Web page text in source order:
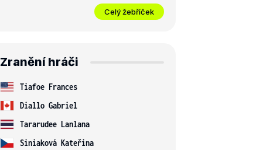
Celý žebříček
Zranění hráči
Tiafoe Frances
Diallo Gabriel
Tararudee Lanlana
Siniaková Kateřina